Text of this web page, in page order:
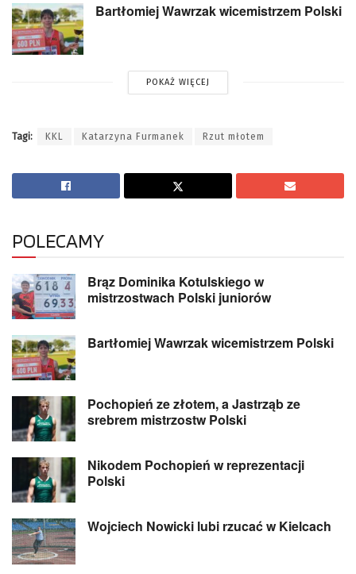
Bartłomiej Wawrzak wicemistrzem Polski
POKAŻ WIĘCEJ
Tagi: KKL Katarzyna Furmanek Rzut młotem
POLECAMY
Brąz Dominika Kotulskiego w
mistrzostwach Polski juniorów
Bartłomiej Wawrzak wicemistrzem Polski
Pochopień ze złotem, a Jastrząb ze
srebrem mistrzostw Polski
Nikodem Pochopień w reprezentacji
Polski
Wojciech Nowicki lubi rzucać w Kielcach